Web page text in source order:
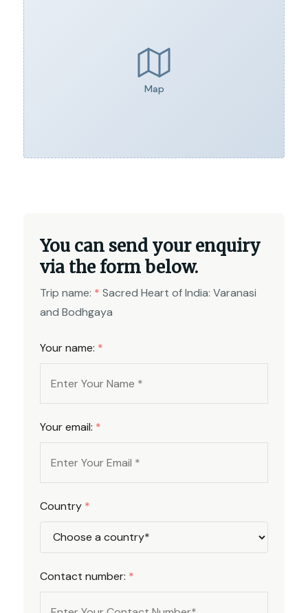
Map
You can send your enquiry
via the form below.
Trip name: * Sacred Heart of India: Varanasi
and Bodhgaya
Your name: *
Your email: *
Country *
Contact number: *